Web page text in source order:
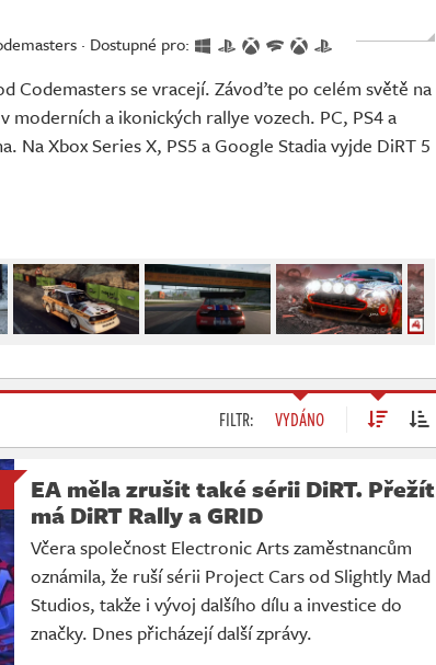
· Dostupné pro:
Codemasters se vracejí. Závoďte po celém světě na
moderních a ikonických rallye vozech. PC, PS4 a
Na Xbox Series X, PS5 a Google Stadia vyjde DiRT 5
FILTR: VYDÁNO
EA měla zrušit také sérii DiRT. Přežít
má DiRT Rally a GRID
Včera společnost Electronic Arts zaměstnancům
oznámila, že ruší sérii Project Cars od Slightly Mad
Studios, takže i vývoj dalšího dílu a investice do
značky. Dnes přicházejí další zprávy.